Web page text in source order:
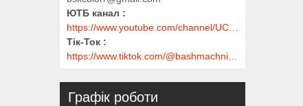
ЮТБ канал
Тік-Ток
Графік роботи